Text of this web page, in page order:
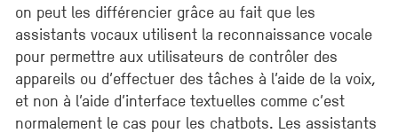
on peut les différencier grâce au fait que les
assistants vocaux utilisent la reconnaissance vocale
pour permettre aux utilisateurs de contrôler des
appareils ou d’effectuer des tâches à l’aide de la voix,
et non à l’aide d’interface textuelles comme c’est
normalement le cas pour les chatbots. Les assistants